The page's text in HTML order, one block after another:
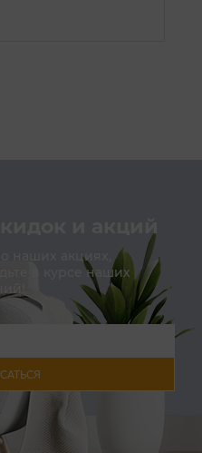
и акций
наших акциях,
в курсе наших